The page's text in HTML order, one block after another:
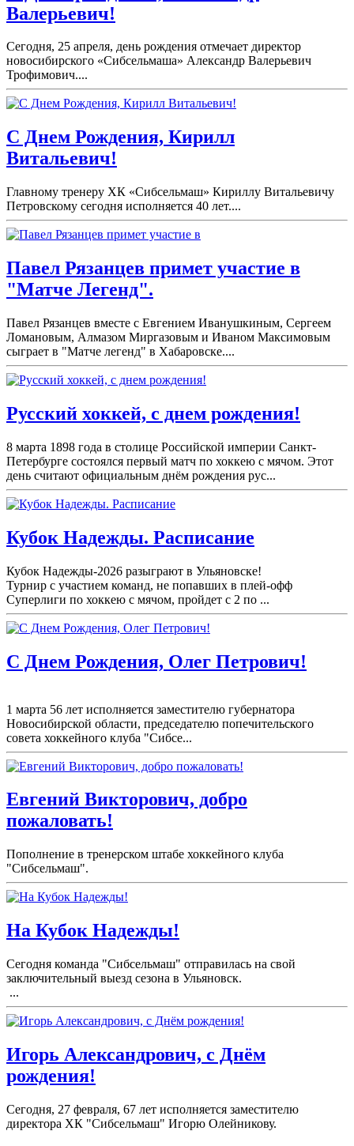
Валерьевич!
Сегодня, 25 апреля, день рождения отмечает директор
новосибирского «Сибсельмаша» Александр Валерьевич
Трофимович....
С Днем Рождения, Кирилл
Витальевич!
Главному тренеру ХК «Сибсельмаш» Кириллу Витальевичу
Петровскому сегодня исполняется 40 лет....
Павел Рязанцев примет участие в
"Матче Легенд".
Павел Рязанцев вместе с Евгением Иванушкиным, Сергеем
Ломановым, Алмазом Миргазовым и Иваном Максимовым
сыграет в "Матче легенд" в Хабаровске....
Русский хоккей, с днем рождения!
8 марта 1898 года в столице Российской империи Санкт-
Петербурге состоялся первый матч по хоккею с мячом. Этот
день считают официальным днём рождения рус...
Кубок Надежды. Расписание
Кубок Надежды-2026 разыграют в Ульяновске!
Турнир с участием команд, не попавших в плей-офф
Суперлиги по хоккею с мячом, пройдет с 2 по ...
С Днем Рождения, Олег Петрович!
1 марта 56 лет исполняется заместителю губернатора
Новосибирской области, председателю попечительского
совета хоккейного клуба "Сибсе...
Евгений Викторович, добро
пожаловать!
Пополнение в тренерском штабе хоккейного клуба
"Сибсельмаш".
На Кубок Надежды!
Сегодня команда "Сибсельмаш" отправилась на свой
заключительный выезд сезона в Ульяновск.
...
Игорь Александрович, с Днём
рождения!
Сегодня, 27 февраля, 67 лет исполняется заместителю
директора ХК "Сибсельмаш" Игорю Олейникову.